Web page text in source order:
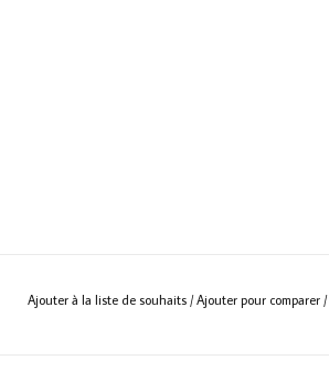
Ajouter à la liste de souhaits /Ajouter pour comparer /